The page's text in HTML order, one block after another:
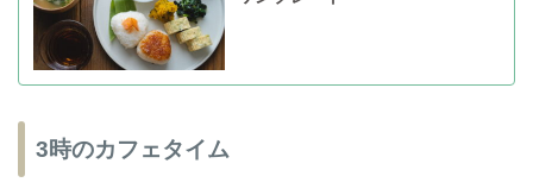
3時のカフェタイム